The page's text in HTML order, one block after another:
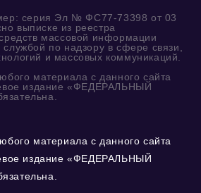
серия Эл № ФС77-73398 от 03
выписке из реестра
массовой информации
по надзору в сфере связи,
и массовых коммуникаций.
материала с данного сайта
издание «ФЕДЕРАЛЬНЫЙ
материала с данного сайта
издание «ФЕДЕРАЛЬНЫЙ